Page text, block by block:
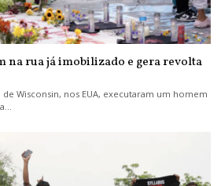
na rua já imobilizado e gera revolta
Wisconsin, nos EUA, executaram um homem